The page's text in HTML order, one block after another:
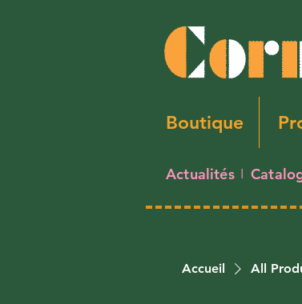
Boutique
Actualités I
Accueil All